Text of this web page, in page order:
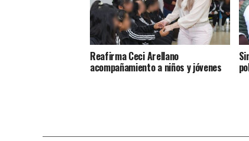
Reafirma Ceci Arellano
acompañamiento a niños y jóvenes